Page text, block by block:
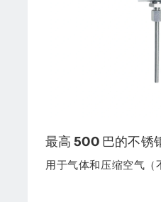
最高 500 巴的不锈
用于气体和压缩空气（